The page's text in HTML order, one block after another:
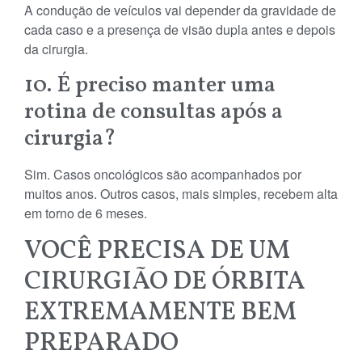
A condução de veículos vai depender da gravidade de
cada caso e a presença de visão dupla antes e depois
da cirurgia.
10. É preciso manter uma
rotina de consultas após a
cirurgia?
Sim. Casos oncológicos são acompanhados por
muitos anos. Outros casos, mais simples, recebem alta
em torno de 6 meses.
VOCÊ PRECISA DE UM
CIRURGIÃO DE ÓRBITA
EXTREMAMENTE BEM
PREPARADO